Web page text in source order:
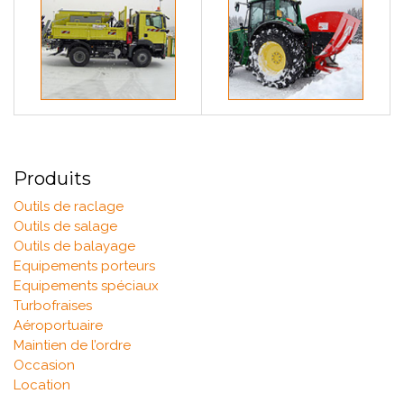
Produits
Outils de raclage
Outils de salage
Outils de balayage
Equipements porteurs
Equipements spéciaux
Turbofraises
Aéroportuaire
Maintien de l’ordre
Occasion
Location